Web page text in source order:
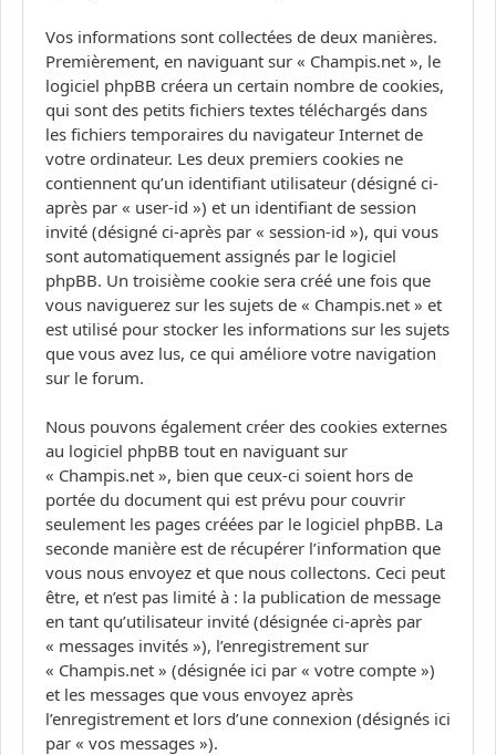
Vos informations sont collectées de deux manières.
Premièrement, en naviguant sur « Champis.net », le
logiciel phpBB créera un certain nombre de cookies,
qui sont des petits fichiers textes téléchargés dans
les fichiers temporaires du navigateur Internet de
votre ordinateur. Les deux premiers cookies ne
contiennent qu’un identifiant utilisateur (désigné ci-
après par « user-id ») et un identifiant de session
invité (désigné ci-après par « session-id »), qui vous
sont automatiquement assignés par le logiciel
phpBB. Un troisième cookie sera créé une fois que
vous naviguerez sur les sujets de « Champis.net » et
est utilisé pour stocker les informations sur les sujets
que vous avez lus, ce qui améliore votre navigation
sur le forum.
Nous pouvons également créer des cookies externes
au logiciel phpBB tout en naviguant sur
« Champis.net », bien que ceux-ci soient hors de
portée du document qui est prévu pour couvrir
seulement les pages créées par le logiciel phpBB. La
seconde manière est de récupérer l’information que
vous nous envoyez et que nous collectons. Ceci peut
être, et n’est pas limité à : la publication de message
en tant qu’utilisateur invité (désignée ci-après par
« messages invités »), l’enregistrement sur
« Champis.net » (désignée ici par « votre compte »)
et les messages que vous envoyez après
l’enregistrement et lors d’une connexion (désignés ici
par « vos messages »).